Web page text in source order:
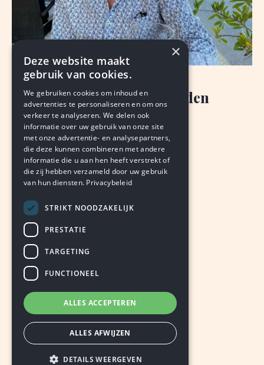
NIEUWS
'Mister Peppermill' overleden
BJORN THIMISTER
augustus 8, 2026 LEDEN
×
Deze website maakt
gebruik van cookies.
We gebruiken cookies om inhoud en
advertenties te personaliseren en om ons
verkeer te analyseren. We delen ook
informatie over uw gebruik van onze site
met onze advertentie- en analysepartners,
die deze kunnen combineren met andere
informatie die u aan hen heeft verstrekt of
die zij hebben verzameld door uw gebruik
van hun diensten. Privacybeleid
STRIKT NOODZAKELIJK
PRESTATIE
TARGETING
FUNCTIONEEL
ALLES ACCEPTEREN
ALLES AFWIJZEN
DETAILS WEERGEVEN